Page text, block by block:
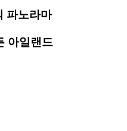
파노라마
아일랜드